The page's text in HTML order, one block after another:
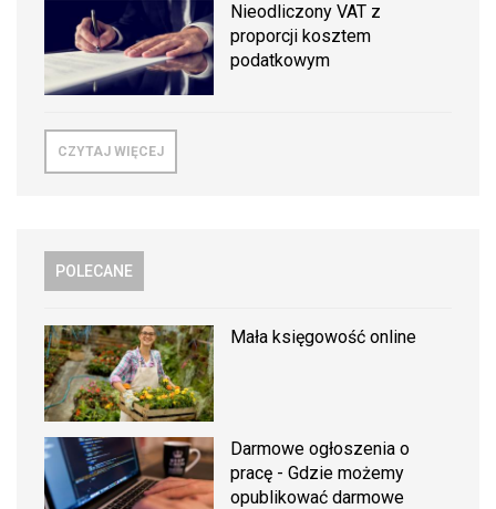
Nieodliczony VAT z
proporcji kosztem
podatkowym
CZYTAJ WIĘCEJ
POLECANE
Mała księgowość online
Darmowe ogłoszenia o
pracę - Gdzie możemy
opublikować darmowe